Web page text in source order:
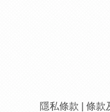
隱私條款 條款